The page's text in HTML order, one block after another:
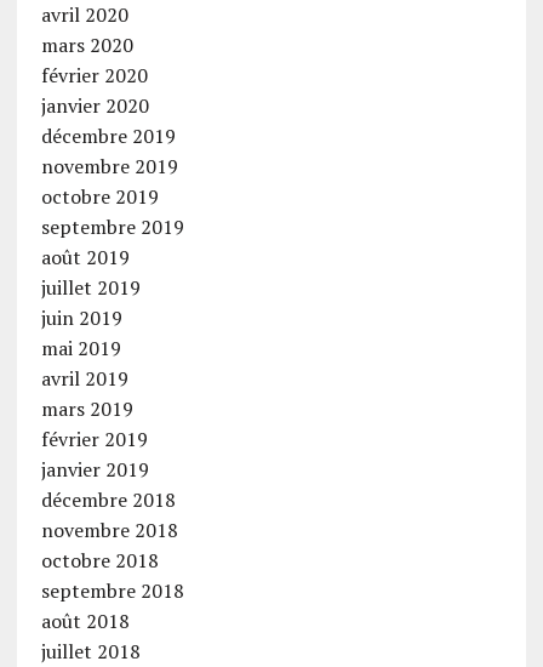
avril 2020
mars 2020
février 2020
janvier 2020
décembre 2019
novembre 2019
octobre 2019
septembre 2019
août 2019
juillet 2019
juin 2019
mai 2019
avril 2019
mars 2019
février 2019
janvier 2019
décembre 2018
novembre 2018
octobre 2018
septembre 2018
août 2018
juillet 2018